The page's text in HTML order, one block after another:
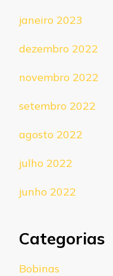
janeiro 2023
dezembro 2022
novembro 2022
setembro 2022
agosto 2022
julho 2022
junho 2022
Categorias
Bobinas